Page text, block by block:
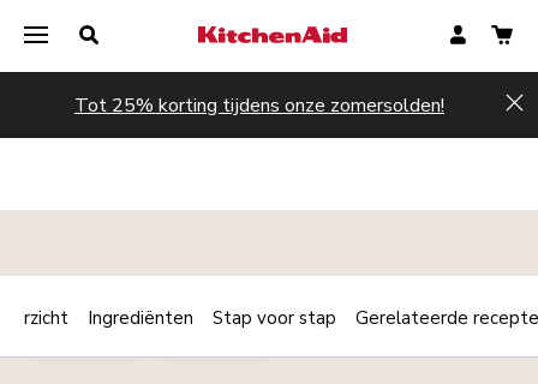
Tot 25% korting tijdens onze zomersolden!
VEGETARIAN STREETFOOD Print
Share
Ingrediënten Stap voor stap Gerelateerde